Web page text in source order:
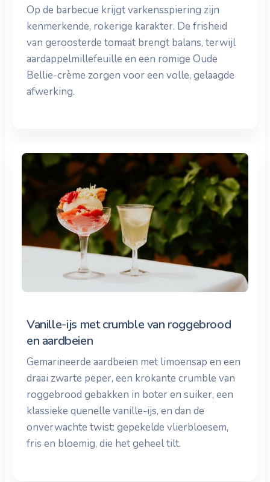
Op de barbecue krijgt varkensspiering zijn
kenmerkende, rokerige karakter. De frisheid
van geroosterde tomaat brengt balans, terwijl
aardappelmillefeuille en een romige Oude
Bellie-crème zorgen voor een volle, gelaagde
afwerking.
Vanille-ijs met crumble van roggebrood
en aardbeien
Gemarineerde aardbeien met limoensap en een
draai zwarte peper, een krokante crumble van
roggebrood gebakken in boter en suiker, een
klassieke quenelle vanille-ijs, en dan de
onverwachte twist: gepekelde vlierbloesem,
fris en bloemig, die het geheel tilt.